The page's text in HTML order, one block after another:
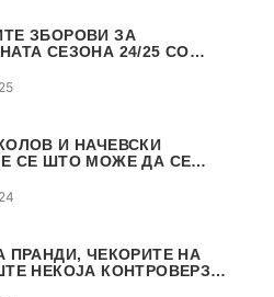
ЗБОРОВИ ЗА
СЕЗОНА 24/25 СО
И НАЧЕВСКИ
СЕ ШТО МОЖЕ ДА СЕ
ПРАНДИ, ЧЕКОРИТЕ НА
НЕКОЈА КОНТРОВЕРЗА !